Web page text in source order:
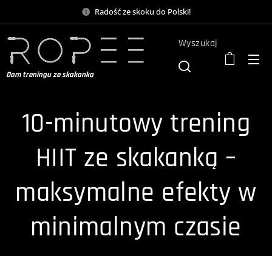
Radość ze skoku do Polski!
Dom treningu ze skakanką
Wyszukaj
10-minutowy trening
HIIT ze skakanką –
maksymalne efekty w
minimalnym czasie